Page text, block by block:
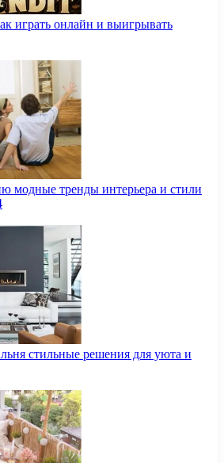
играть онлайн и выигрывать
модные тренды интерьера и стили
стильные решения для уюта и